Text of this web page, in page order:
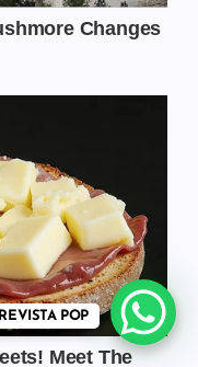
REVISTA POP